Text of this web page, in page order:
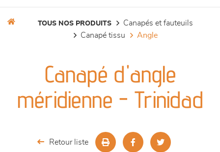
meubles de complément
TOUS NOS PRODUITS
canapés et fauteuils
canapé tissu
angle
Canapé d'angle
méridienne - Trinidad
Retour liste